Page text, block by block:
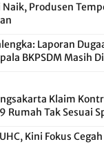
Naik, Produsen
Laporan
BKPSDM Masih
Klaim
Rumah Tak Sesuai
Kini Fokus Cegah